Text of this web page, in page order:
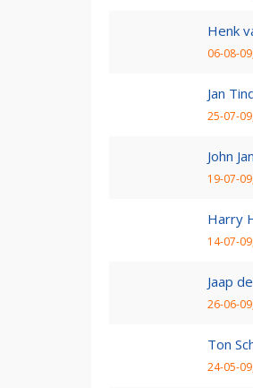
Henk
06-08-
Jan
25-07-
John
19-07-
Harry
14-07-
Jaap
26-06-
Ton
24-05-